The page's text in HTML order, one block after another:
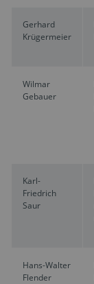
Gerhard
Krügermeier
Wilmar
Gebauer
Karl-
Friedrich
Saur
Hans-Walter
Flender